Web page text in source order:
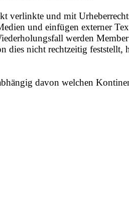
und mit
und einfügen externer
werden
dies nicht rechtzeitig
davon welchen